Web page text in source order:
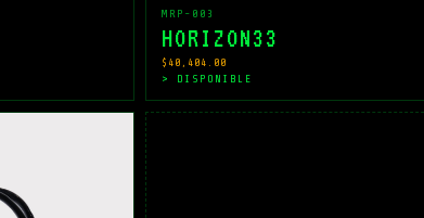
MRP-003
HORIZON33
$40,404.00
> DISPONIBLE